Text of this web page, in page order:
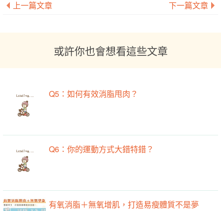
上一篇文章 下一篇文章
或許你也會想看這些文章
Q5：如何有效消脂甩肉？
Q6：你的運動方式大錯特錯？
有氧消脂＋無氧增肌，打造易瘦體質不是夢